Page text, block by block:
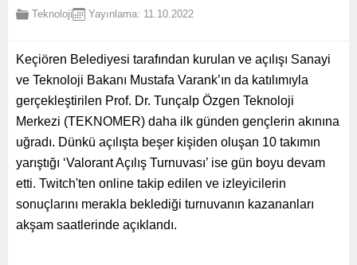
Teknoloji Yayınlama: 11.10.2022
Keçiören Belediyesi tarafından kurulan ve açılışı Sanayi
ve Teknoloji Bakanı Mustafa Varank’ın da katılımıyla
gerçekleştirilen Prof. Dr. Tunçalp Özgen Teknoloji
Merkezi (TEKNOMER) daha ilk günden gençlerin akınına
uğradı. Dünkü açılışta beşer kişiden oluşan 10 takımın
yarıştığı ‘Valorant Açılış Turnuvası’ ise gün boyu devam
etti. Twitch'ten online takip edilen ve izleyicilerin
sonuçlarını merakla beklediği turnuvanın kazananları
akşam saatlerinde açıklandı.